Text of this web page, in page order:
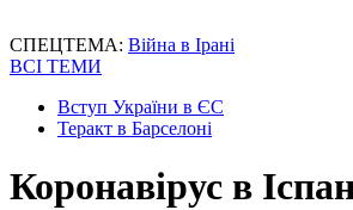
СПЕЦТЕМА: Війна в Ірані
ВСІ ТЕМИ
Вступ України в ЄС
Теракт в Барселоні
Коронавірус в